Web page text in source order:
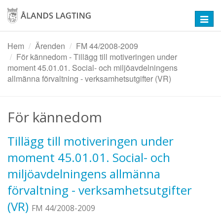
Hoppa
huvudinnehåll
Hem
Ärenden
FM 44/2008-2009
För kännedom - Tillägg till motiveringen under
moment 45.01.01. Social- och miljöavdelningens
allmänna förvaltning - verksamhetsutgifter (VR)
För kännedom
Tillägg till motiveringen under
moment 45.01.01. Social- och
miljöavdelningens allmänna
förvaltning - verksamhetsutgifter
(VR) FM 44/2008-2009